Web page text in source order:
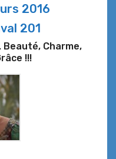
2016
201
Beauté, Charme,
!!!